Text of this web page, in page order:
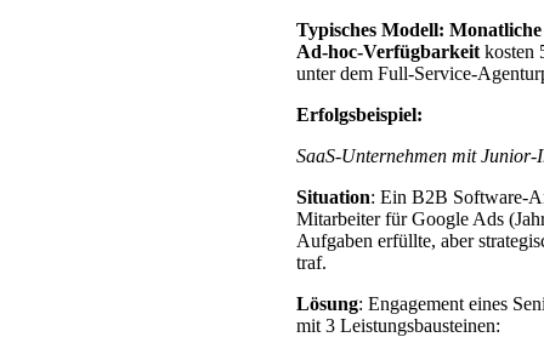
Typisches Modell: Monatliche
Ad-hoc-Verfügbarkeit kosten
unter dem Full-Service-
Erfolgsbeispiel:
SaaS-Unternehmen mit Junior-
Situation: Ein B2B Software-
Mitarbeiter für Google Ads
Aufgaben erfüllte, aber
traf.
Lösung: Engagement eines
mit 3 Leistungsbausteinen: